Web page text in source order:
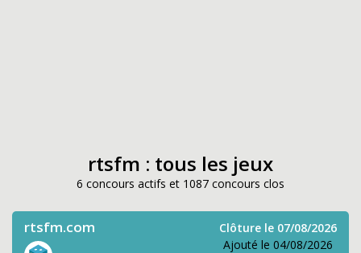
rtsfm : tous les jeux
6 concours actifs et 1087 concours clos
rtsfm.com
Clôture le 07/08/2026
Ajouté le 04/08/2026